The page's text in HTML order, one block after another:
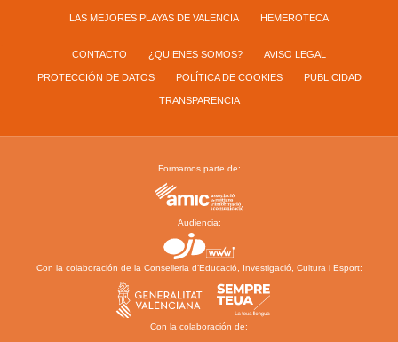
LAS MEJORES PLAYAS DE VALENCIA HEMEROTECA
CONTACTO ¿QUIENES SOMOS? AVISO LEGAL
PROTECCIÓN DE DATOS POLÍTICA DE COOKIES PUBLICIDAD
TRANSPARENCIA
Formamos parte de:
Audiencia:
Con la colaboración de la Conselleria d’Educació, Investigació, Cultura i Esport:
Con la colaboración de: